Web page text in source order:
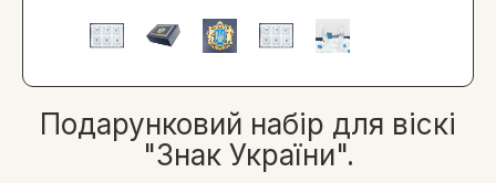
Подарунковий набір для віскі
"Знак України".